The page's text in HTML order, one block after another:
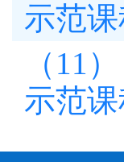
示范
（11
示范